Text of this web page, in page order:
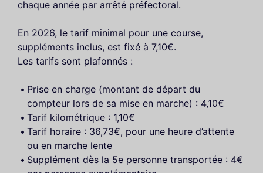
chaque année par arrêté préfectoral.
En 2026, le tarif minimal pour une course,
suppléments inclus, est fixé à 7,10€.
Les tarifs sont plafonnés :
Prise en charge (montant de départ du
compteur lors de sa mise en marche) : 4,10€
Tarif kilométrique : 1,10€
Tarif horaire : 36,73€, pour une heure d’attente
ou en marche lente
Supplément dès la 5e personne transportée : 4€